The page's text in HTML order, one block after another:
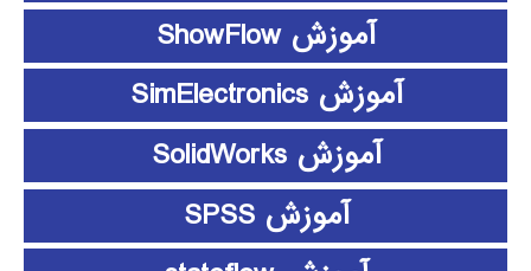
آموزش ShowFlow
آموزش SimElectronics
آموزش SolidWorks
آموزش SPSS